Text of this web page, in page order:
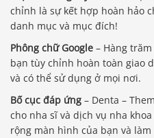
chỉnh là sự kết hợp hoàn hảo
danh mục và mục đích!
Phông chữ Google – Hàng
bạn tùy chỉnh hoàn toàn giao
và có thể sử dụng ở mọi nơi.
Bố cục đáp ứng – Denta –
cho nha sĩ và dịch vụ nha
rộng màn hình của bạn và